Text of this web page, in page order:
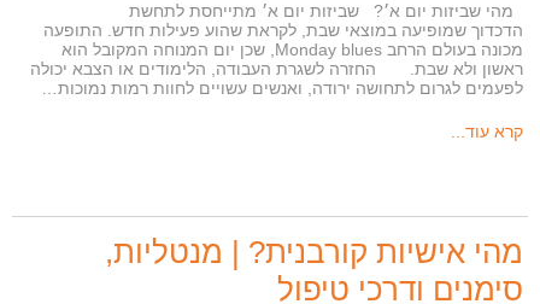
מהי שביזות יום א׳? שביזות יום א׳ מתייחסת לתחשת
הדכדוך שמופיעה במוצאי שבת, לקראת שהוע פעילות חדש. התופעה
מכונה בעולם הרחב Monday blues, שכן יום המנוחה המקובל הוא
ראשון ולא שבת. החזרה לשגרת העבודה, הלימודים או הצבא יכולה
לפעמים לגרום לתחושה ירודה, ואנשים עשויים לחוות רמות נמוכות…
קרא עוד...
מהי אישיות קורבנית? | מנטליות,
סימנים ודרכי טיפול